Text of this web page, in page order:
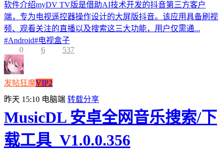
软件介绍myDV TV版是借助AI技术开发的抖音第三方客户
端，专为电视遥控器操作设计的大屏版抖音。该应用具备刷视
频、观看关注的直播以及搜索这三大功能，用户仅需通...
#Android#电视盒子
0
6 537
发帖狂魔VIP2
昨天 15:10 电脑端 转载分享
MusicDL 安卓全网音乐搜索/下
载工具_V1.0.0.356